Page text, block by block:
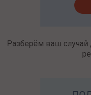
Разберём ваш